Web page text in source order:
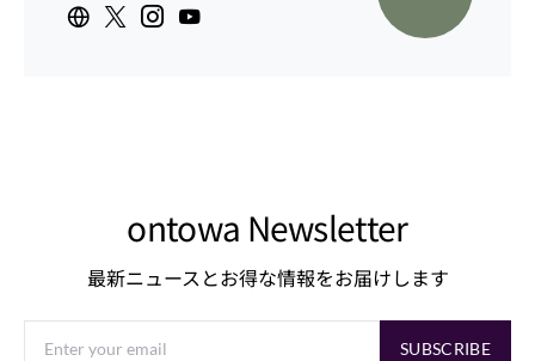
ontowa Newsletter
最新ニュースとお得な情報をお届けします
SUBSCRIBE